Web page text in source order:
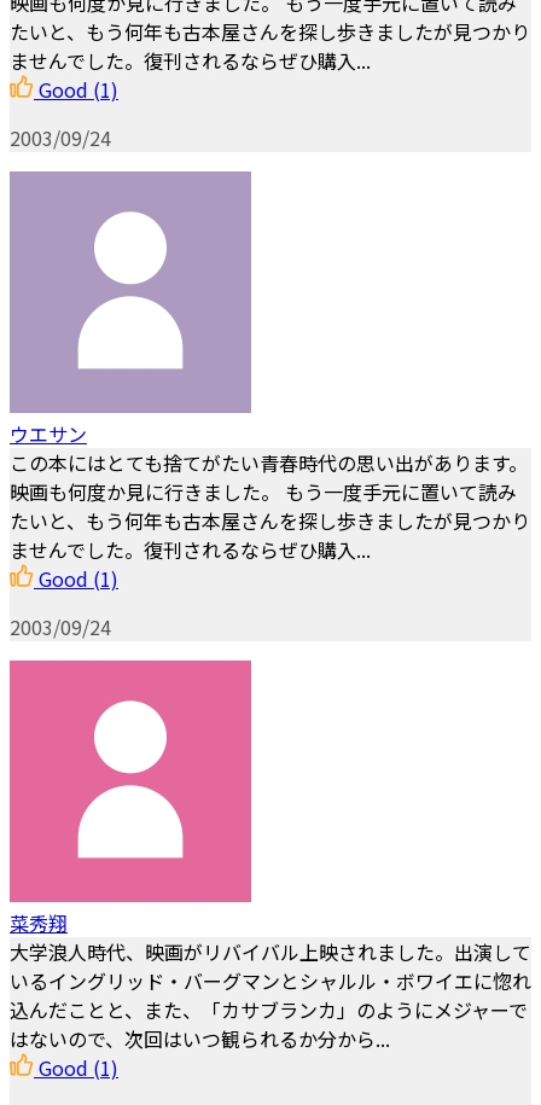
たいと、もう何年も古本屋さんを探し歩きましたが見つかり
ませんでした。復刊されるならぜひ購入...
Good (1)
2003/09/24
ウエサン
この本にはとても捨てがたい青春時代の思い出があります。
映画も何度か見に行きました。 もう一度手元に置いて読み
たいと、もう何年も古本屋さんを探し歩きましたが見つかり
ませんでした。復刊されるならぜひ購入...
Good (1)
2003/09/24
菜秀翔
大学浪人時代、映画がリバイバル上映されました。出演して
いるイングリッド・バーグマンとシャルル・ボワイエに惚れ
込んだことと、また、「カサブランカ」のようにメジャーで
はないので、次回はいつ観られるか分から...
Good (1)